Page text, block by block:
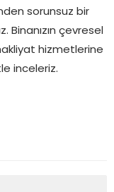
sorunsuz bir
Binanızın çevresel
hizmetlerine
inceleriz.